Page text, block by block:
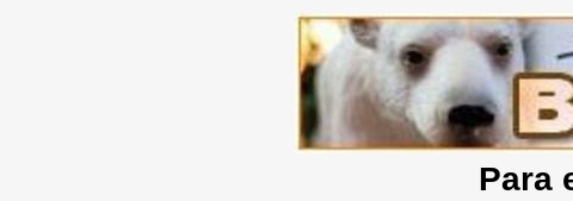
Para